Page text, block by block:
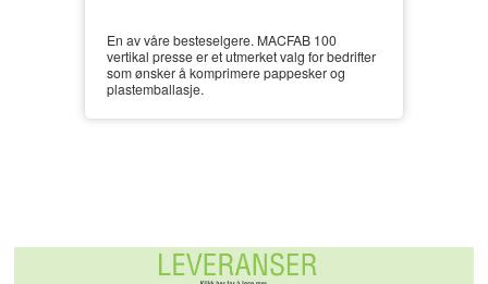
En av våre besteselgere. MACFAB 100
vertikal presse er et utmerket valg for bedrifter
som ønsker å komprimere pappesker og
plastemballasje.